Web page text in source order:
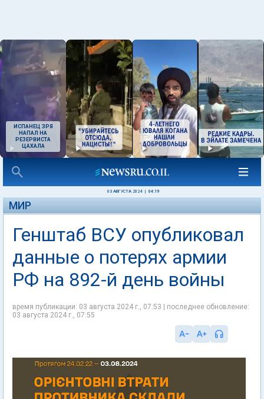
ИСПАНЕЦ ЗРЯ
НАПАЛ НА
РЕЗЕРВИСТА
ЦАХАЛА
03 АВГУСТА 2024 04:19
МИР
Генштаб ВСУ опубликовал
данные о потерях армии
РФ на 892-й день войны
время публикации: 03 августа 2024 г., 07:53 | последнее обновление:
03 августа 2024 г., 07:55